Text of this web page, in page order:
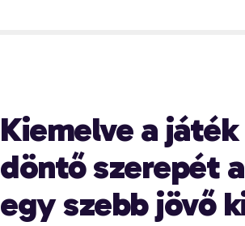
Kiemelve a
döntő szerepét
egy szebb jövő